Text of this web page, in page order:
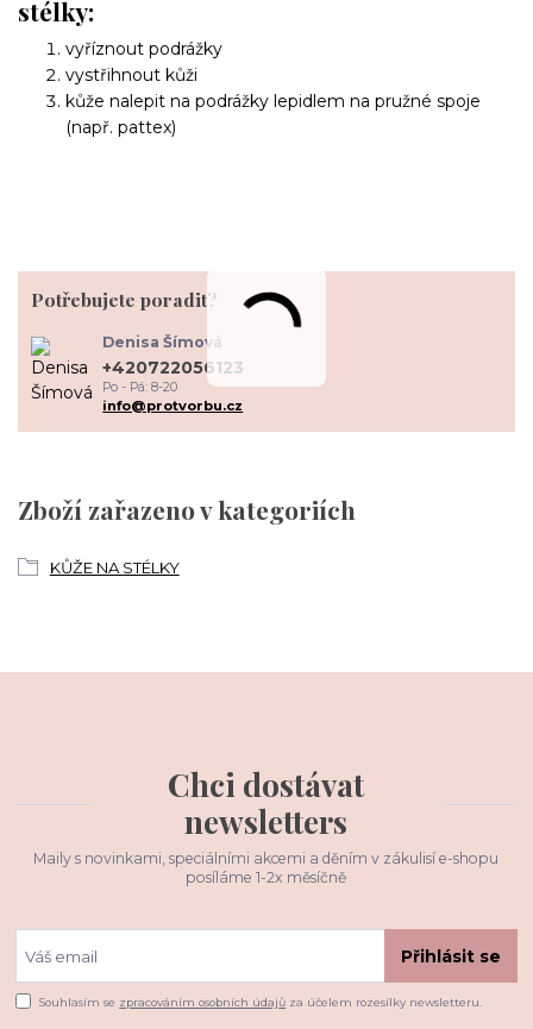
stélky:
vyříznout podrážky
vystřihnout kůži
kůže nalepit na podrážky lepidlem na pružné spoje
(např. pattex)
Zboží zařazeno v kategoriích
KŮŽE NA STÉLKY
Potřebujete poradit?
Denisa Šímová
+420722056123
Po - Pá: 8-20
info@protvorbu.cz
Chci dostávat
newsletters
Maily s novinkami, speciálními akcemi a děním v zákulisí e-shopu
posíláme 1-2x měsíčně
Přihlásit se
Souhlasím se zpracováním osobních údajů za účelem rozesílky newsletteru.